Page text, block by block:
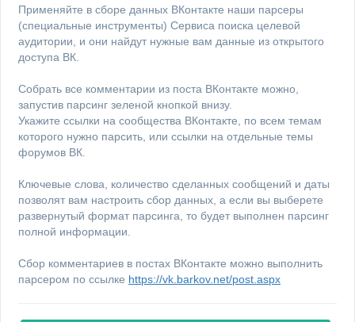
Применяйте в сборе данных ВКонтакте наши парсеры
(специальные инструменты) Сервиса поиска целевой
аудитории, и они найдут нужные вам данные из открытого
доступа ВК.
Собрать все комментарии из поста ВКонтакте можно,
запустив парсинг зеленой кнопкой внизу.
Укажите ссылки на сообщества ВКонтакте, по всем темам
которого нужно парсить, или ссылки на отдельные темы
форумов ВК.
Ключевые слова, количество сделанных сообщений и даты
позволят вам настроить сбор данных, а если вы выберете
развернутый формат парсинга, то будет выполнен парсинг
полной информации.
Сбор комментариев в постах ВКонтакте можно выполнить
парсером по ссылке https://vk.barkov.net/post.aspx